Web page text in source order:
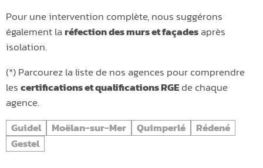
Pour une intervention complète, nous suggérons
également laréfection des murs et façadesaprès
isolation.
(*) Parcourez la liste de nos agences pour comprendre
lescertifications et qualifications RGEde chaque
agence.
Guidel
Moëlan-sur-Mer Quimperlé
Rédené
Gestel